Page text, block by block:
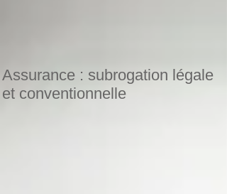
Assurance : subrogation légale
et conventionnelle